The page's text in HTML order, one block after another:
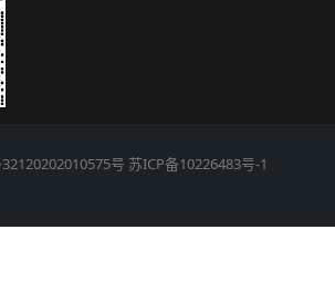
号 苏ICP备10226483号-1